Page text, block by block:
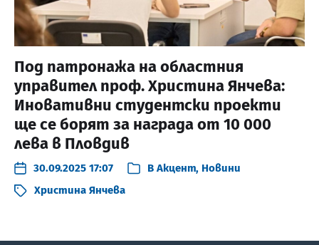
Под патронажа на областния
управител проф. Христина Янчева:
Иновативни студентски проекти
ще се борят за награда от 10 000
лева в Пловдив
30.09.2025 17:07 В Акцент, Новини
Христина Янчева